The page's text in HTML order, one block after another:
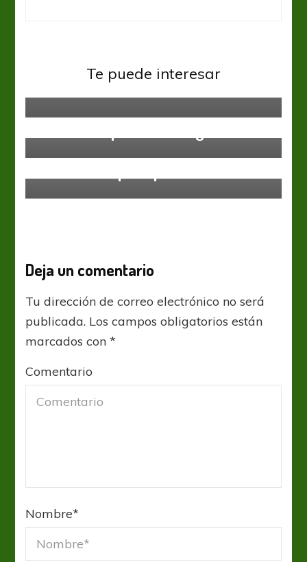
Te puede interesar
Temperley se prepara en
Deja un comentario
Tu dirección de correo electrónico no será
publicada. Los campos obligatorios están
marcados con*
Comentario
Nombre*